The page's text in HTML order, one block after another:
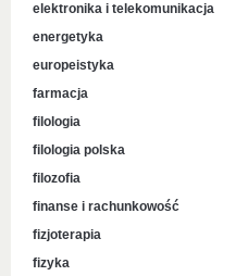
elektronika i telekomunikacja
energetyka
europeistyka
farmacja
filologia
filologia polska
filozofia
finanse i rachunkowość
fizjoterapia
fizyka